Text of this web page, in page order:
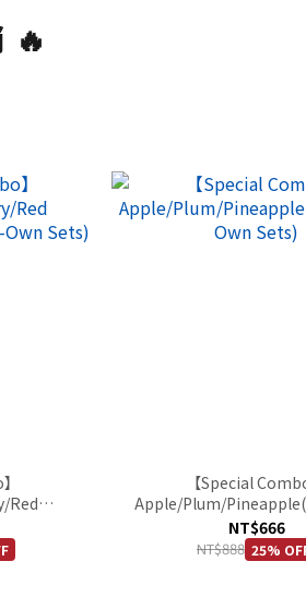
🔥
Red
Sets)
【Special
Apple/Plum/
Own Sets)
NT$666
NT$888 25%